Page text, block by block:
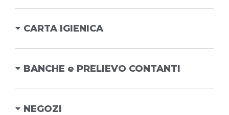
CARTA IGIENICA
BANCHE e PRELIEVO CONTANTI
NEGOZI